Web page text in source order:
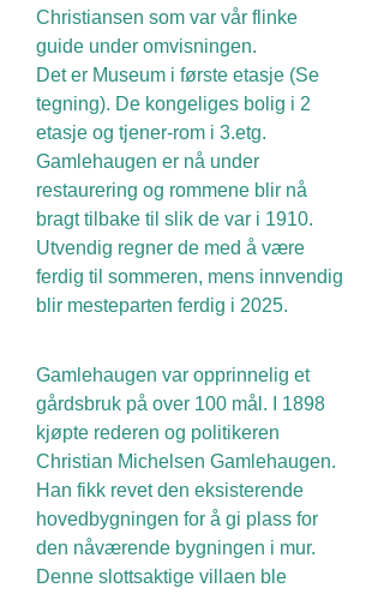
Christiansen som var vår flinke
guide under omvisningen.
Det er Museum i første etasje (Se
tegning). De kongeliges bolig i 2
etasje og tjener-rom i 3.etg.
Gamlehaugen er nå under
restaurering og rommene blir nå
bragt tilbake til slik de var i 1910.
Utvendig regner de med å være
ferdig til sommeren, mens innvendig
blir mesteparten ferdig i 2025.
Gamlehaugen var opprinnelig et
gårdsbruk på over 100 mål. I 1898
kjøpte rederen og politikeren
Christian Michelsen Gamlehaugen.
Han fikk revet den eksisterende
hovedbygningen for å gi plass for
den nåværende bygningen i mur.
Denne slottsaktige villaen ble